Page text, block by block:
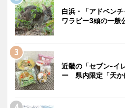
白浜・「アドベン
ワラビー3頭の一般
近畿の「セブン-イ
ー 県内限定「天か